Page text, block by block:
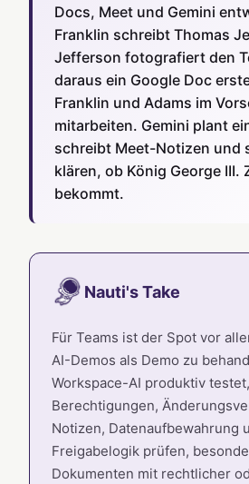
Docs, Meet und Gemini
Franklin schreibt Thomas
Jefferson fotografiert den
daraus ein Google Doc
Franklin und Adams im
mitarbeiten. Gemini plant
schreibt Meet-Notizen und
klären, ob König George III.
bekommt.
Nauti's Take
Für Teams ist der Spot vor
AI-Demos als Demo zu
Workspace-AI produktiv
Berechtigungen,
Notizen, Datenaufbewahrung
Freigabelogik prüfen,
Dokumenten mit rechtlicher